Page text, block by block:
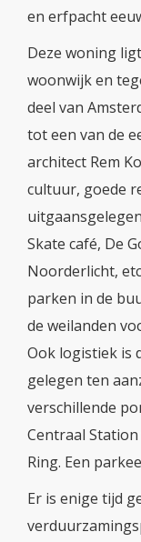
en erfpacht
Deze woning
woonwijk en
deel van
tot een van de
architect Rem
cultuur, goede
Skate café, De
Noorderlicht,
parken in de
de weilanden
Ook logistiek is
gelegen ten
verschillende
Centraal
Ring. Een
Er is enige tijd